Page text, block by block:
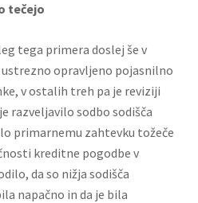
tečejo
tega primera doslej še v
opravljeno pojasnilno
v ostalih treh pa je reviziji
razveljavilo sodbo sodišča
primarnemu zahtevku tožeče
kreditne pogodbe v
da so nižja sodišča
napačno in da je bila